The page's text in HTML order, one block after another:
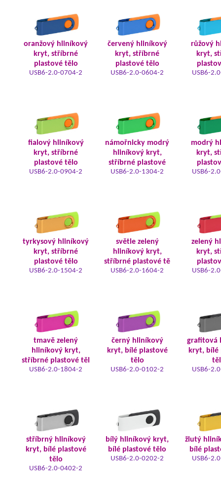
oranžový hliníkový
kryt, stříbrné
plastové tělo
USB6-2.0-0704-2
červený hliníkový
kryt, stříbrné
plastové tělo
USB6-2.0-0604-2
růžový
kryt,
USB6-
fialový hliníkový
kryt, stříbrné
plastové tělo
USB6-2.0-0904-2
námořnicky modrý
hliníkový kryt,
stříbrné plastové
USB6-2.0-1304-2
modrý
kryt,
USB6-
tyrkysový hliníkový
kryt, stříbrné
plastové tělo
USB6-2.0-1504-2
světle zelený
hliníkový kryt,
stříbrné plastové tě
USB6-2.0-1604-2
zelený
kryt,
USB6-
tmavě zelený
hliníkový kryt,
stříbrné plastové těl
USB6-2.0-1804-2
černý hliníkový
kryt, bílé plastové
tělo
USB6-2.0-0102-2
grafitová
kryt, bílé
USB6-
stříbrný hliníkový
kryt, bílé plastové
tělo
USB6-2.0-0402-2
bílý hliníkový kryt,
bílé plastové tělo
USB6-2.0-0202-2
žlutý
bílé
USB6-